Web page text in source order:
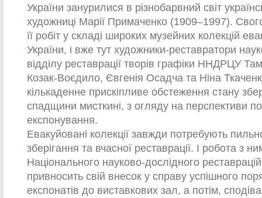
України занурилися в різнобарвний світ
художниці Марії Примаченко (1909–1997). Свого
її робіт у складі широких музейних колекцій
України, і вже тут художники-реставратори
відділу реставрації творів графіки ННДРЦУ
Козак-Воєдило, Євгенія Осадча та Ніна
кількаденне прискіпливе обстеження стану
спадщини мисткині, з огляду на перспективи
експонування.
Евакуйовані колекції завжди потребують
зберігання та вчасної реставрації. І робота з
Національного науково-дослідного
привносить свій внесок у справу успішного
експонатів до виставкових зал, а потім,